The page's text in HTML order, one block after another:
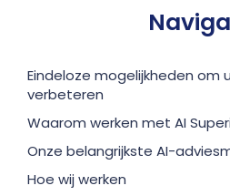
Eindeloze mogelijkheden om
verbeteren
Waarom werken met AI
Onze belangrijkste AI-
Hoe wij werken